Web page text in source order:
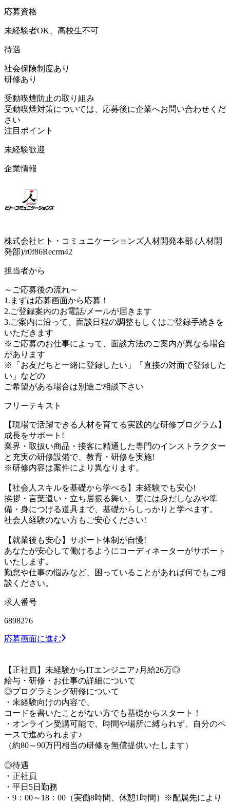
応募資格
未経験者OK、高校生不可
待遇
社会保険制度あり
研修あり
受動喫煙防止の取り組み
受動喫煙対策については、応募後に企業へお問い合わせくだ
さい
注目ポイント
未経験歓迎
企業情報
株式会社ヒト・コミュニケーションズ人材開発本部 (人材開
発部)/r0f86Recrm42
担当者から
～ご応募後の流れ～
1.まずは応募画面から応募！
2.ご登録案内のお電話/メールが届きます
3.ご案内に沿って、面談日程の調整もしくはご登録手続きを
いただきます
※ご応募のお仕事によって、面談方法のご案内が異なる場合
があります
※「お友だちと一緒に登録したい」「直接の対面で登録した
い」などの
ご希望がある場合は別途ご相談下さい
フリーテキスト
【現場で活躍できる人材を育てる実践的な研修プログラム】
成長をサポート!
業界・取扱い商品・接客に精通した専門のインストラクター
と充実の研修設備で、教育・研修を実施!
※研修内容は案件により異なります。
【社会人スキルを基礎から学べる】未経験でも安心!
挨拶・言葉遣い・立ち居振る舞い、更には身だしなみや準
備・身につける道具まで、基礎からしっかりと学べます。
社会人経験のない方もご安心ください!
【就業後も安心】サポート体制が自慢!
あなたが安心して働けるようにコーディネーターがサポート
いたします。
勤怠や仕事の悩みなど、困っていることがあれば何でもご相
談ください。
求人番号
6898276
応募画面に進む
【正社員】未経験からITエンジニア♪月給26万◎
給与・研修・お仕事の詳細について
◎プログラミング研修について
・未経験向けの内容で、
コードを書いたことがない方でも基礎からスタート！
・オンライン受講可能で、時間や場所に縛られず、自分のペ
ースで進められます♪
（約80～90万円相当の研修を無償提供いたします）
◎待遇
・正社員
・平日5日勤務
・9：00～18：00（実働8時間、休憩1時間）※配属先により